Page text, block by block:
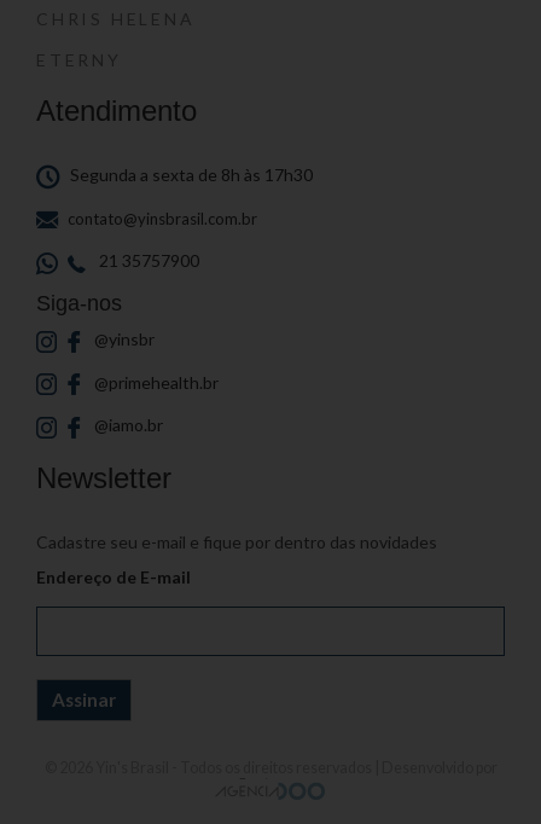
CHRIS HELENA
ETERNY
Atendimento
Segunda a sexta de 8h às 17h30
contato@yinsbrasil.com.br
21 35757900
Siga-nos
@yinsbr
@primehealth.br
@iamo.br
Newsletter
Cadastre seu e-mail e fique por dentro das novidades
Endereço de E-mail